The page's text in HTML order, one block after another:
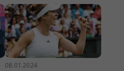
08.01.2024